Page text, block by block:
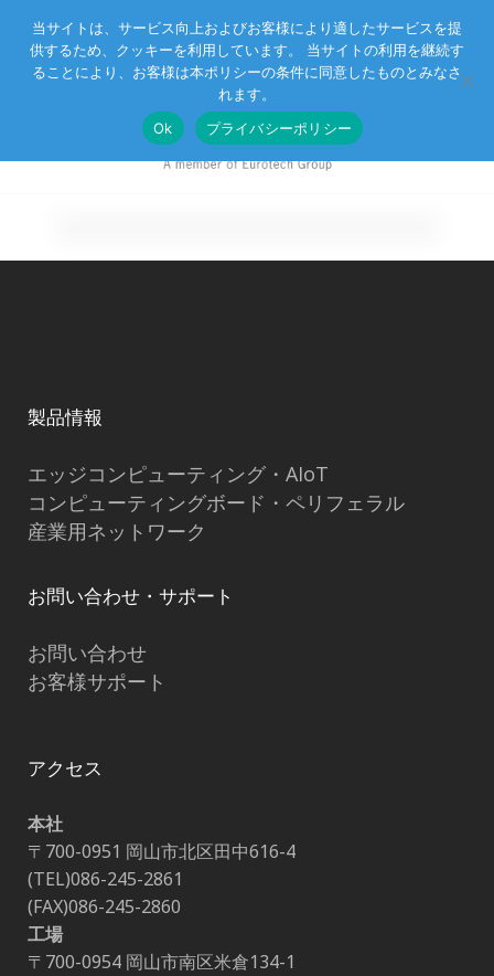
Eurotechグループ お客様サポート お問い合わせ
製品情報
エッジコンピューティング・AIoT
コンピューティングボード・ペリフェラル
産業用ネットワーク
お問い合わせ・サポート
お問い合わせ
お客様サポート
アクセス
本社
〒700-0951 岡山市北区田中616-4
(TEL)086-245-2861
(FAX)086-245-2860
工場
〒700-0954 岡山市南区米倉134-1
当サイトは、サービス向上およびお客様により適したサービスを提
供するため、クッキーを利用しています。 当サイトの利用を継続す
ることにより、お客様は本ポリシーの条件に同意したものとみなさ
れます。
Ok
プライバシーポリシー